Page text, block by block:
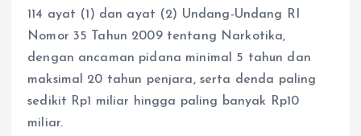
114 ayat (1) dan ayat (2) Undang-Undang RI
Nomor 35 Tahun 2009 tentang Narkotika,
dengan ancaman pidana minimal 5 tahun dan
maksimal 20 tahun penjara, serta denda paling
sedikit Rp1 miliar hingga paling banyak Rp10
miliar.